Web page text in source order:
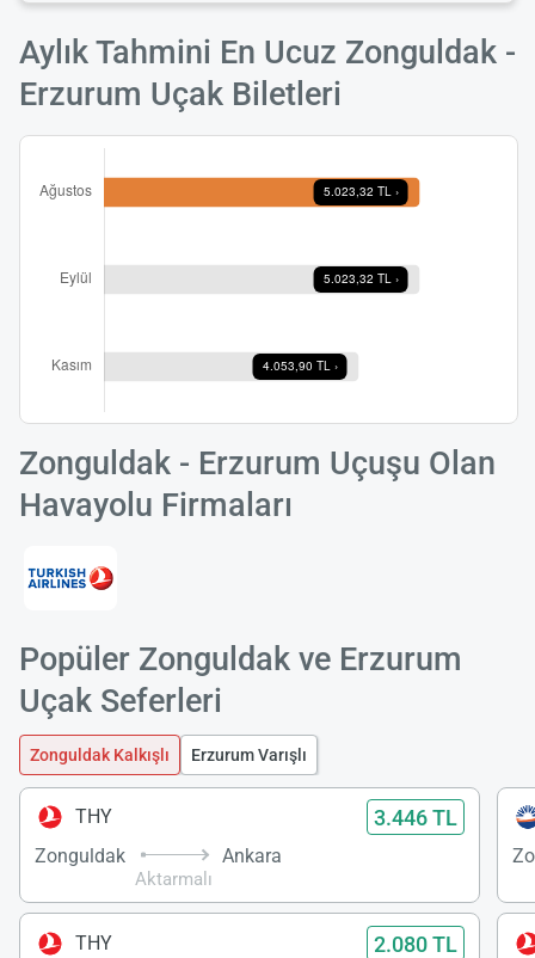
Aylık Tahmini En Ucuz Zonguldak -
Erzurum Uçak Biletleri
Zonguldak - Erzurum Uçuşu Olan
Havayolu Firmaları
Popüler Zonguldak ve Erzurum
Uçak Seferleri
Zonguldak Kalkışlı Erzurum Varışlı
THY 3.446 TL
Zonguldak
Aktarmalı
Ankara
THY 2.080 TL